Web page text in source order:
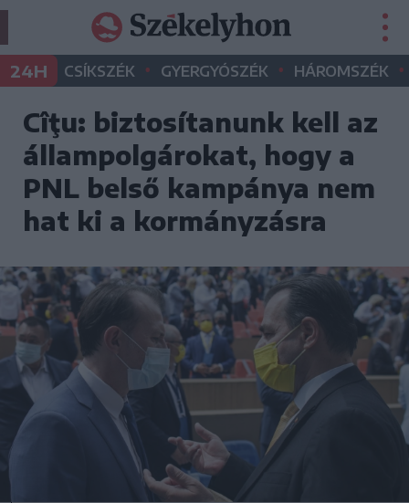
24H CSÍKSZÉK • GYERGYÓSZÉK • HÁROMSZÉK •
Cîţu: biztosítanunk kell az
állampolgárokat, hogy a
PNL belső kampánya nem
hat ki a kormányzásra